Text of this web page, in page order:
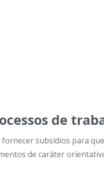
de
subsídios para
de caráter